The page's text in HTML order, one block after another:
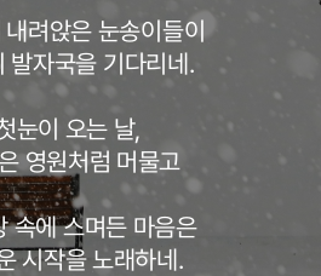
내려앉은 눈송이들이
발자국을 기다리네.
눈이 오는 날,
영원처럼 머물고
속에 스며든 마음은
시작을 노래하네.